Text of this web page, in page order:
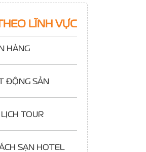
LĨNH VỰC
HÀNG
ĐỘNG SẢN
TOUR
SẠN HOTEL